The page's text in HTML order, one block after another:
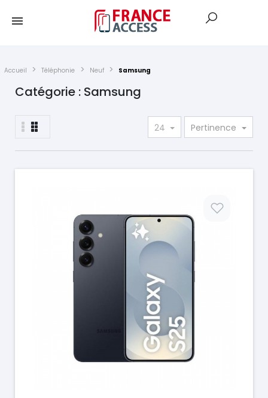
Accueil Téléphonie Neuf Samsung
Catégorie : Samsung
24 Pertinence